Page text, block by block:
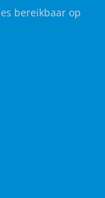
bereikbaar op